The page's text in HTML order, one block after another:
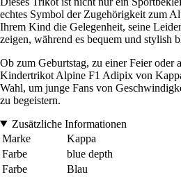
echtes Symbol der Zugehörigkeit zum
Ihrem Kind die Gelegenheit, seine
zeigen, während es bequem und stylish
Ob zum Geburtstag, zu einer Feier oder
Kindertrikot Alpine F1 Adipix von
Wahl, um junge Fans von
zu begeistern.
Zusätzliche Informationen
Marke
Kappa
Farbe
blue depth
Farbe
Blau